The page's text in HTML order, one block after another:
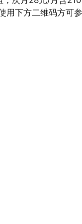
用下方二维码方可